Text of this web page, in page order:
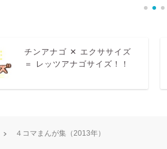
チンアナゴ ✕ エクササイズ
＝ レッツアナゴサイズ！！
４コマまんが集（2013年）